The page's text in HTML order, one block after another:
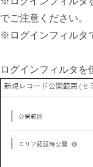
でご注意ください。
※ログインフィルタ
ログインフィルタを